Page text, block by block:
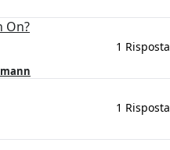
On?
1 Risposta
1 Risposta